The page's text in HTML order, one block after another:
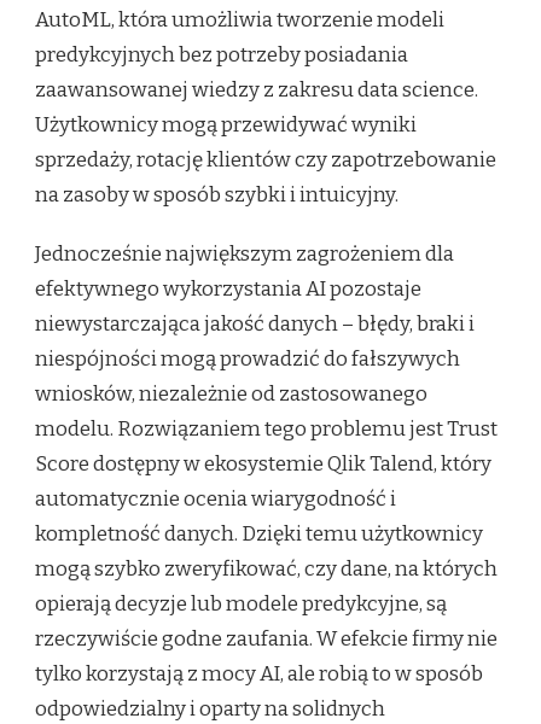
AutoML, która umożliwia tworzenie modeli
predykcyjnych bez potrzeby posiadania
zaawansowanej wiedzy z zakresu data science.
Użytkownicy mogą przewidywać wyniki
sprzedaży, rotację klientów czy zapotrzebowanie
na zasoby w sposób szybki i intuicyjny.
Jednocześnie największym zagrożeniem dla
efektywnego wykorzystania AI pozostaje
niewystarczająca jakość danych – błędy, braki i
niespójności mogą prowadzić do fałszywych
wniosków, niezależnie od zastosowanego
modelu. Rozwiązaniem tego problemu jest Trust
Score dostępny w ekosystemie Qlik Talend, który
automatycznie ocenia wiarygodność i
kompletność danych. Dzięki temu użytkownicy
mogą szybko zweryfikować, czy dane, na których
opierają decyzje lub modele predykcyjne, są
rzeczywiście godne zaufania. W efekcie firmy nie
tylko korzystają z mocy AI, ale robią to w sposób
odpowiedzialny i oparty na solidnych